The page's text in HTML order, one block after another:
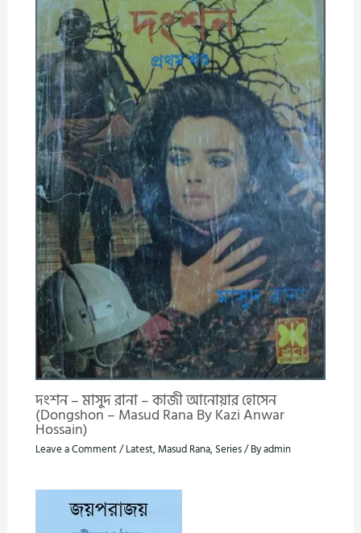
দংশন – মাসুদ রানা – কাজী আনোয়ার হোসেন
(Dongshon – Masud Rana By Kazi Anwar
Hossain)
Leave a Comment/Latest, Masud Rana, Series/ Byadmin